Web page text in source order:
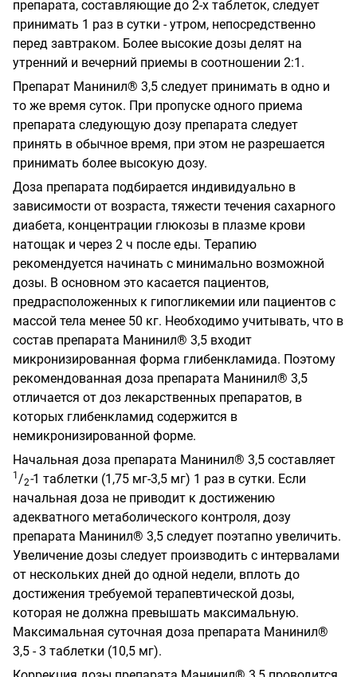
препарата, составляющие до 2-х таблеток, следует
принимать 1 раз в сутки - утром, непосредственно
перед завтраком. Более высокие дозы делят на
утренний и вечерний приемы в соотношении 2:1.
Препарат Манинил® 3,5 следует принимать в одно и
то же время суток. При пропуске одного приема
препарата следующую дозу препарата следует
принять в обычное время, при этом не разрешается
принимать более высокую дозу.
Доза препарата подбирается индивидуально в
зависимости от возраста, тяжести течения сахарного
диабета, концентрации глюкозы в плазме крови
натощак и через 2 ч после еды. Терапию
рекомендуется начинать с минимально возможной
дозы. В основном это касается пациентов,
предрасположенных к гипогликемии или пациентов с
массой тела менее 50 кг. Необходимо учитывать, что в
состав препарата Манинил® 3,5 входит
микронизированная форма глибенкламида. Поэтому
рекомендованная доза препарата Манинил® 3,5
отличается от доз лекарственных препаратов, в
которых глибенкламид содержится в
немикронизированной форме.
Начальная доза препарата Манинил® 3,5 составляет
1 /2-1 таблетки (1,75 мг-3,5 мг) 1 раз в сутки. Если
начальная доза не приводит к достижению
адекватного метаболического контроля, дозу
препарата Манинил® 3,5 следует поэтапно увеличить.
Увеличение дозы следует производить с интервалами
от нескольких дней до одной недели, вплоть до
достижения требуемой терапевтической дозы,
которая не должна превышать максимальную.
Максимальная суточная доза препарата Манинил®
3,5 - 3 таблетки (10,5 мг).